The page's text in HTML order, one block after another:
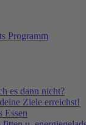
Programm
es dann nicht?
Ziele erreichst!
Essen